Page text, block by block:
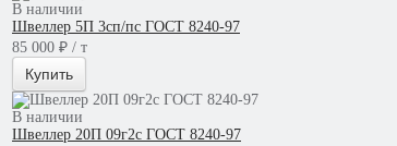
В наличии
Швеллер 5П 3сп/пс ГОСТ 8240-97
85 000 ₽ / т
Купить
В наличии
Швеллер 20П 09г2с ГОСТ 8240-97